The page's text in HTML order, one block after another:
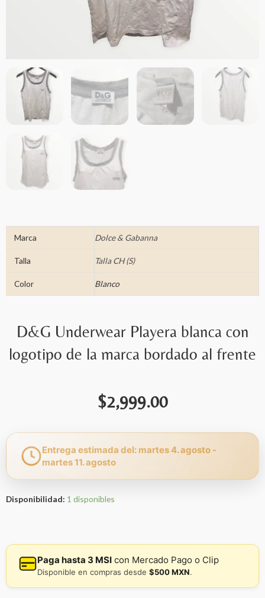
Marca Dolce & Gabanna
Talla Talla CH (S)
Color Blanco
D&G Underwear Playera blanca con
logotipo de la marca bordado al frente
$2,999.00
Entrega estimada del: martes 4. agosto -
martes 11. agosto
Disponibilidad: 1 disponibles
Paga hasta 3 MSI con Mercado Pago o Clip
Disponible en compras desde $500 MXN.